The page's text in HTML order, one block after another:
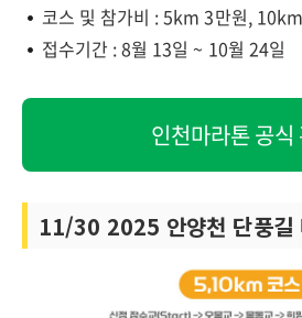
코스 및 참가비 : 5km 3만원,
접수기간 : 8월 13일 ~ 10월 24일
인천마라톤 공식
11/30 2025 안양천 단풍길